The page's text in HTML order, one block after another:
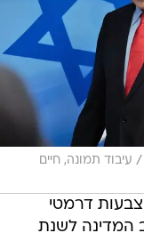
/ עיבוד תמונה, חיים
דרמטי
המדינה לשנת